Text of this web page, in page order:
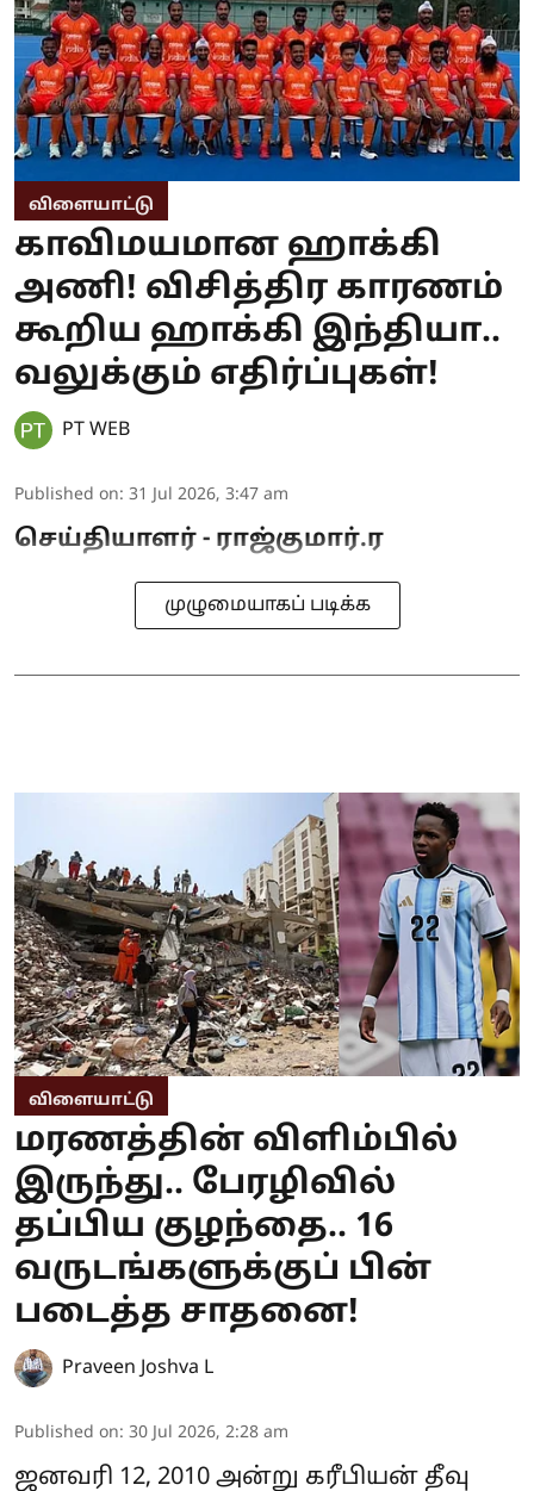
விளையாட்டு
காவிமயமான ஹாக்கி
அணி! விசித்திர காரணம்
கூறிய ஹாக்கி இந்தியா..
வலுக்கும் எதிர்ப்புகள்!
PT WEB
Published on: 31 Jul 2026, 3:47 am
செய்தியாளர் - ராஜ்குமார்.ர
முழுமையாகப் படிக்க
விளையாட்டு
மரணத்தின் விளிம்பில்
இருந்து.. பேரழிவில்
தப்பிய குழந்தை.. 16
வருடங்களுக்குப் பின்
படைத்த சாதனை!
Praveen Joshva L
Published on: 30 Jul 2026, 2:28 am
ஜனவரி 12, 2010 அன்று கரீபியன் தீவு